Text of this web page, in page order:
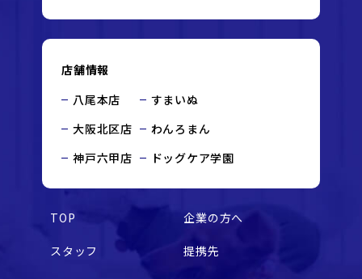
店舗情報
八尾本店
大阪北区店
神戸六甲店
すまいぬ
わんろまん
ドッグケア学園
TOP 企業の方へ
スタッフ 提携先